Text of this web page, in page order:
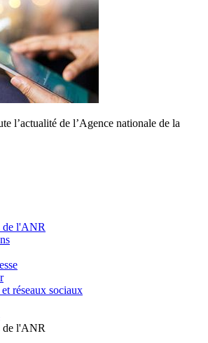
l’actualité de l’Agence nationale de la
de l'ANR
réseaux sociaux
de l'ANR